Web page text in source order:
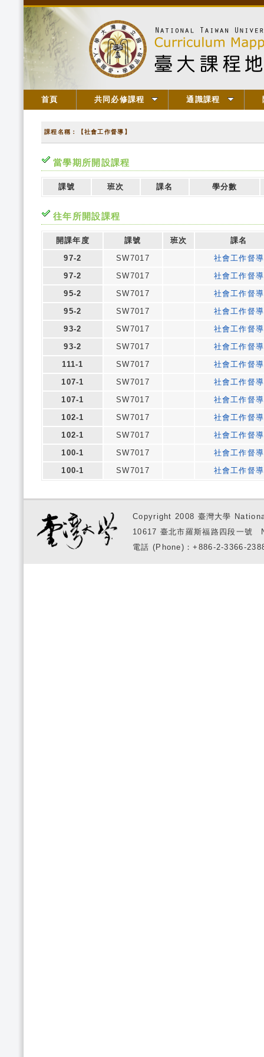
首頁 共同必修課程 通識課程
課程名稱：【社會工作督導】
當學期所開設課程
課號 班次 課名 學分數
往年所開設課程
開課年度 課號 班次
課名
97-2
SW7017
社會工作督導
97-2
SW7017
社會工作督導
95-2
SW7017
社會工作督導
95-2
SW7017
社會工作督導
93-2
SW7017
社會工作督導
93-2
SW7017
社會工作督導
111-1
SW7017
社會工作督導
107-1
SW7017
社會工作督導
107-1
SW7017
社會工作督導
102-1
SW7017
社會工作督導
102-1
SW7017
社會工作督導
100-1
SW7017
社會工作督導
100-1
SW7017 社會工作督導
Copyright 2008 臺灣大學
10617 臺北市羅斯福路四段一
電話 (Phone)：+886-2-3366-